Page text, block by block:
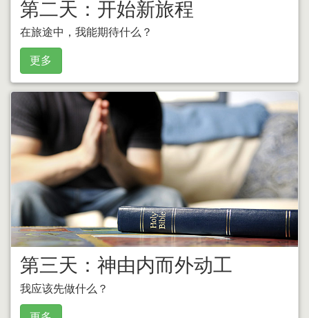
第二天：开始新旅程
在旅途中，我能期待什么？
更多
第三天：神由内而外动工
我应该先做什么？